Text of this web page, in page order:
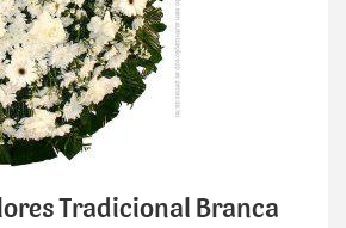
Tradicional Branca